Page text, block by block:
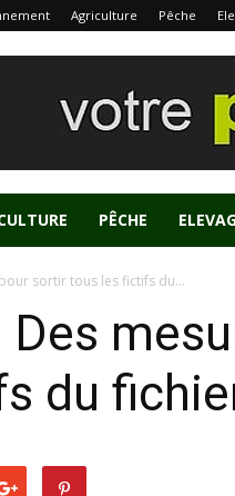
Agriculture Pêche
PÊCHE
sortir tous les fictifs du...
du